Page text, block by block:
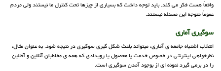
واقعاً هست فکر می کند. باید توجه داشت که بسیاری از چیزها تحت کنترل ما نیستند ولی مردم
عموماً متوجه این مسئله نیستند.
سوگیری آماری
انتخاب اشتباه جامعه ی آماری، میتواند باعث شکل گیری سوگیری در نتیجه شود. به عنوان مثال،
نظرخواهی اینترنتی در خصوص خدمت یا محصول یا رویدادی که همه ی مخاطبان آنلاین و آفلاین
را در برمی گیرد نمونه ای از بوجود آمدن سوگیری است.